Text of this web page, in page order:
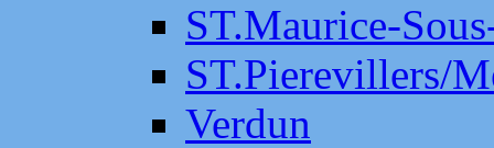
ST.Maurice-
ST.Pierevillers/
Verdun